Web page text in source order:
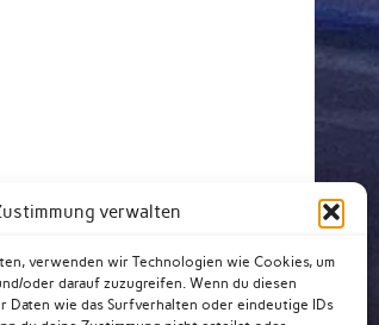
verwalten
verwenden wir Technologien wie Cookies, um
oder darauf zuzugreifen. Wenn du diesen
Daten wie das Surfverhalten oder eindeutige IDs